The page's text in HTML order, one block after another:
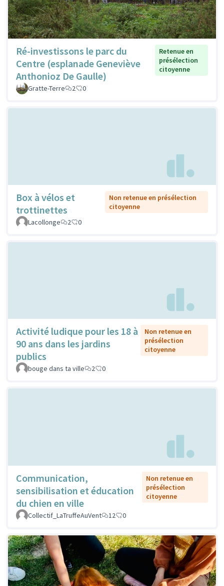
Ré-investissons le parc du
Centre (esplanade Geneviève
Anthonioz De Gaulle)
Retenue en
présélection
citoyenne
Gratte-Terre 2 0
Box à vélos et
trottinettes
Non retenue en présélection
citoyenne
Lacollonge
2 0
Activité ludique pour les 18 à
90 ans dans les jardins
publics
Non retenue en
présélection
citoyenne
bouge dans ta ville 2 0
Communication,
sensibilisation et éducation
du chien en ville
Non retenue en
présélection
citoyenne
Collectif_LaTruffeAuVent 12 0